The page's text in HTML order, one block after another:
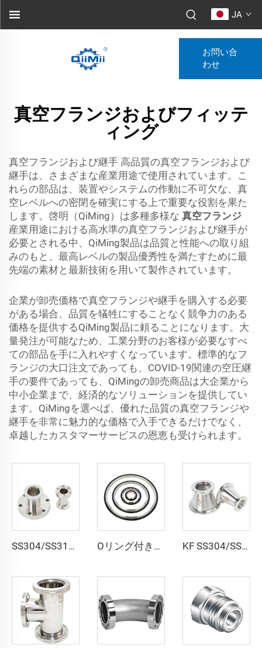
JA
お問い合
わせ
真空フランジおよびフィッテ
ィング
真空フランジおよび継手 高品質の真空フランジおよび
継手は、さまざまな産業用途で使用されています。こ
れらの部品は、装置やシステムの作動に不可欠な、真
空レベルへの密閉を確実にする上で重要な役割を果た
します。啓明（QiMing）は多種多様な 真空フランジ
産業用途における高水準の真空フランジおよび継手が
必要とされる中、QiMing製品は品質と性能への取り組
みのもと、最高レベルの製品優秀性を満たすために最
先端の素材と最新技術を用いて製作されています。
企業が卸売価格で真空フランジや継手を購入する必要
がある場合、品質を犠牲にすることなく競争力のある
価格を提供するQiMing製品に頼ることになります。大
量発注が可能なため、工業分野のお客様が必要なすべ
ての部品を手に入れやすくなっています。標準的なフ
ランジの大口注文であっても、COVID-19関連の空圧継
手の要件であっても、QiMingの卸売商品は大企業から
中小企業まで、経済的なソリューションを提供してい
ます。QiMingを選べば、優れた品質の真空フランジや
継手を非常に魅力的な価格で入手できるだけでなく、
卓越したカスタマーサービスの恩恵も受けられます。
SS304/SS316L NWリデューサーアダプター真空コネクタパイプフィッティング ステンレス鋼 CFからKFへのフランジリデューサー 半導体用 Oリング付きセンター環 SS304 SS316L アルミニウム (FKM/EPDM/NBR) 真空KF/NW ウォッシャーパイプリングフィッティング KF10-KF50 半導体用 KF SS304/SS316L 真空アダプタ KF/NW コニカルリデュースフランジ ステンレス鋼真空継手 半導体用